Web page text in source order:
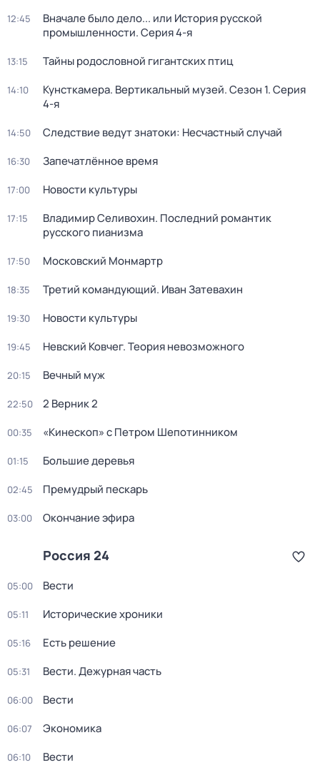
12:45
Вначале было дело... или История русской
промышленности. Серия 4-я
13:15 Тайны родословной гигантских птиц
14:10 Кунсткамера. Вертикальный музей. Сезон 1. Серия
4-я
14:50 Следствие ведут знатоки: Несчастный случай
16:30 Запечатлённое время
17:00 Новости культуры
17:15
Владимир Селивохин. Последний романтик
русского пианизма
17:50 Московский Монмартр
18:35 Третий командующий. Иван Затевахин
19:30 Новости культуры
19:45 Невский Ковчег. Теория невозможного
20:15 Вечный муж
22:50 2 Верник 2
00:35 «Кинескоп» с Петром Шепотинником
01:15 Большие деревья
02:45 Премудрый пескарь
03:00 Окончание эфира
Россия 24
05:00 Вести
05:11 Исторические хроники
05:16 Есть решение
05:31 Вести. Дежурная часть
06:00 Вести
06:07 Экономика
06:10 Вести